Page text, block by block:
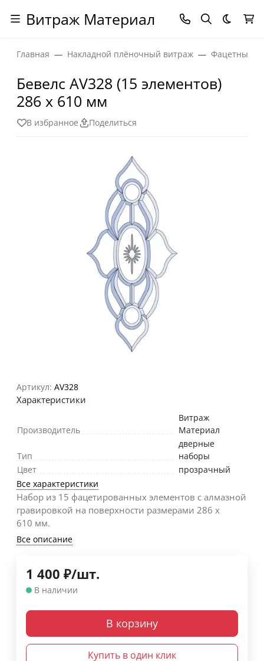
Витраж Материал Темная
Главная Накладной плёночный витраж Фацетные
Бевелс AV328 (15 элементов)
286 х 610 мм
В избранное Поделиться
Артикул: AV328
Характеристики
Производитель
Витраж
Материал
Тип
дверные
наборы
Цвет
прозрачный
Все характеристики
Набор из 15 фацетированных элементов c алмазной
гравировкой на поверхности размерами 286 х
610 мм.
Все описание
1 400 ₽/шт.
В наличии
В корзину
Купить в один клик